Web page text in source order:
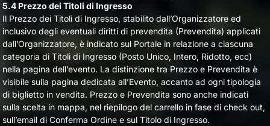
5.4 Prezzo dei Titoli di Ingresso
Il Prezzo dei Titoli di Ingresso, stabilito dall’Organizzatore ed
inclusivo degli eventuali diritti di prevendita (Prevendita) applicati
dall’Organizzatore, è indicato sul Portale in relazione a ciascuna
categoria di Titoli di Ingresso (Posto Unico, Intero, Ridotto, ecc)
nella pagina dell’evento. La distinzione tra Prezzo e Prevendita è
visibile sulla pagina dedicata all’Evento, accanto ad ogni tipologia
di biglietto in vendita. Prezzo e Prevendita sono anche indicati
sulla scelta in mappa, nel riepilogo del carrello in fase di check out,
sull’email di Conferma Ordine e sul Titolo di Ingresso.